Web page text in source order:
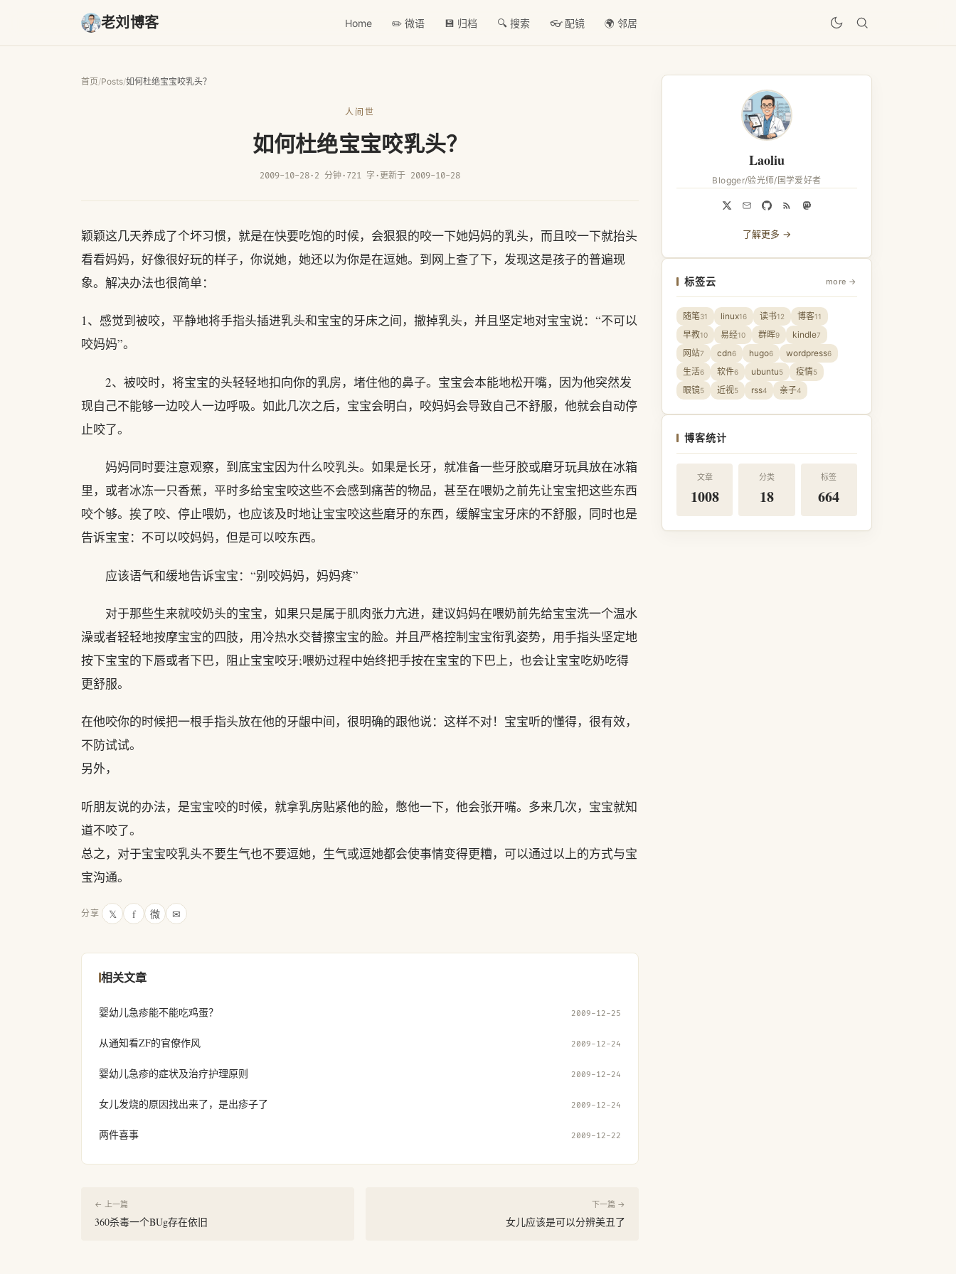
老刘博客 Home ✏️ 微语 💾 归档 🔍 搜索 👓 配镜 🌍 邻居
首页/Posts/如何杜绝宝宝咬乳头？
人间世
如何杜绝宝宝咬乳头？
2009-10-28· 2 分钟· 721 字 · 更新于 2009-10-28
颖颖这几天养成了个坏习惯，就是在快要吃饱的时候，会狠狠的咬一下她妈妈的乳头，而且咬一下就抬头
看看妈妈，好像很好玩的样子，你说她，她还以为你是在逗她。到网上查了下，发现这是孩子的普遍现
象。解决办法也很简单：
1、感觉到被咬，平静地将手指头插进乳头和宝宝的牙床之间，撤掉乳头，并且坚定地对宝宝说：“不可以
咬妈妈”。
2、被咬时，将宝宝的头轻轻地扣向你的乳房，堵住他的鼻子。宝宝会本能地松开嘴，因为他突然发
现自己不能够一边咬人一边呼吸。如此几次之后，宝宝会明白，咬妈妈会导致自己不舒服，他就会自动停
止咬了。
妈妈同时要注意观察，到底宝宝因为什么咬乳头。如果是长牙，就准备一些牙胶或磨牙玩具放在冰箱
里，或者冰冻一只香蕉，平时多给宝宝咬这些不会感到痛苦的物品，甚至在喂奶之前先让宝宝把这些东西
咬个够。挨了咬、停止喂奶，也应该及时地让宝宝咬这些磨牙的东西，缓解宝宝牙床的不舒服，同时也是
告诉宝宝：不可以咬妈妈，但是可以咬东西。
应该语气和缓地告诉宝宝：“别咬妈妈，妈妈疼”
对于那些生来就咬奶头的宝宝，如果只是属于肌肉张力亢进，建议妈妈在喂奶前先给宝宝洗一个温水
澡或者轻轻地按摩宝宝的四肢，用冷热水交替擦宝宝的脸。并且严格控制宝宝衔乳姿势，用手指头坚定地
按下宝宝的下唇或者下巴，阻止宝宝咬牙;喂奶过程中始终把手按在宝宝的下巴上，也会让宝宝吃奶吃得
更舒服。
在他咬你的时候把一根手指头放在他的牙龈中间，很明确的跟他说：这样不对！宝宝听的懂得，很有效，
不防试试。
另外，
听朋友说的办法，是宝宝咬的时候，就拿乳房贴紧他的脸，憋他一下，他会张开嘴。多来几次，宝宝就知
道不咬了。
总之，对于宝宝咬乳头不要生气也不要逗她，生气或逗她都会使事情变得更糟，可以通过以上的方式与宝
宝沟通。
分享 𝕏 f 微 ✉
相关文章
婴幼儿急疹能不能吃鸡蛋？ 2009-12-25
从通知看ZF的官僚作风 2009-12-24
婴幼儿急疹的症状及治疗护理原则 2009-12-24
女儿发烧的原因找出来了，是出疹子了 2009-12-24
两件喜事 2009-12-22
← 上一篇
360杀毒一个BUg存在依旧
下一篇 →
女儿应该是可以分辨美丑了
Laoliu
Blogger/验光师/国学爱好者
了解更多 →
标签云 more →
随笔31 linux16 读书12 博客11
早教10 易经10 群晖9 kindle7
网站7 cdn6 hugo6 wordpress6
生活6 软件6 ubuntu5 疫情5
眼镜5 近视5 rss4 亲子4
博客统计
文章
1008
分类
18
标签
664